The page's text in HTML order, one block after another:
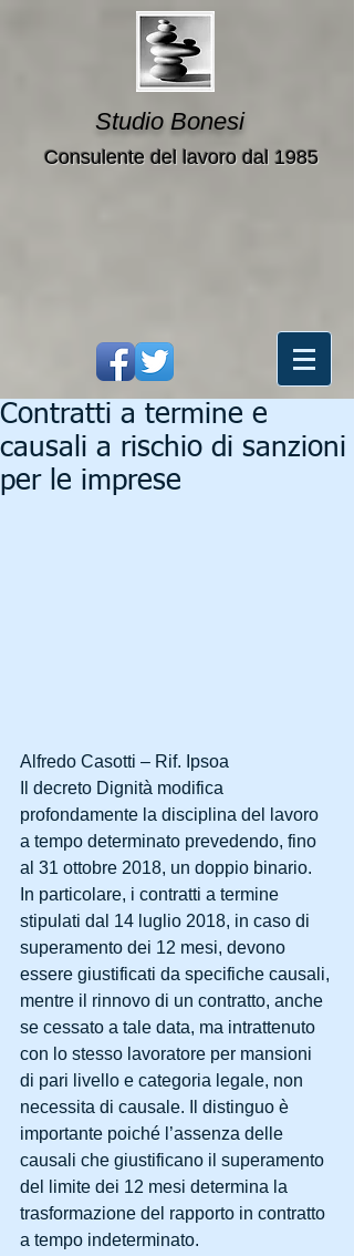
Studio Bonesi
Consulente del lavoro dal 1985
Contratti a termine e
causali a rischio di sanzioni
per le imprese
Alfredo Casotti – Rif. Ipsoa
Il decreto Dignità modifica
profondamente la disciplina del lavoro
a tempo determinato prevedendo, fino
al 31 ottobre 2018, un doppio binario.
In particolare, i contratti a termine
stipulati dal 14 luglio 2018, in caso di
superamento dei 12 mesi, devono
essere giustificati da specifiche causali,
mentre il rinnovo di un contratto, anche
se cessato a tale data, ma intrattenuto
con lo stesso lavoratore per mansioni
di pari livello e categoria legale, non
necessita di causale. Il distinguo è
importante poiché l’assenza delle
causali che giustificano il superamento
del limite dei 12 mesi determina la
trasformazione del rapporto in contratto
a tempo indeterminato.